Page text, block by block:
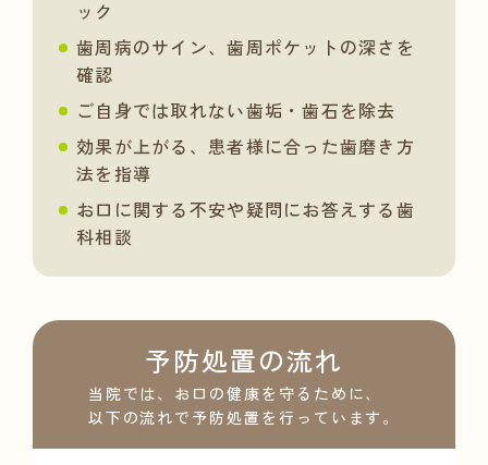
ック
歯周病のサイン、歯周ポケットの深さを
確認
ご自身では取れない歯垢・歯石を除去
効果が上がる、患者様に合った歯磨き方
法を指導
お口に関する不安や疑問にお答えする歯
科相談
予防処置の流れ
当院では、お口の健康を守るために、
以下の流れで予防処置を行っています。